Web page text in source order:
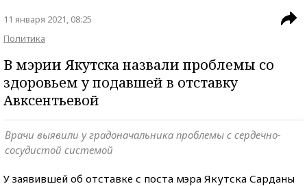
11 января 2021, 08:25
Политика
В мэрии Якутска назвали проблемы со
здоровьем у подавшей в отставку
Авксентьевой
Врачи выявили у градоначальника проблемы с сердечно-
сосудистой системой
У заявившей об отставке с поста мэра Якутска Сарданы